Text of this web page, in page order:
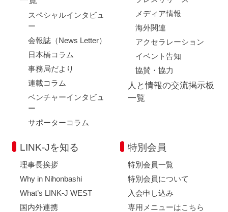
スペシャルインタビュ
ー
会報誌（News Letter）
日本橋コラム
事務局だより
連載コラム
ベンチャーインタビュ
ー
サポーターコラム
メディア情報
海外関連
アクセラレーション
イベント告知
協賛・協力
人と情報の交流掲示板
一覧
LINK-Jを知る
理事長挨拶
Why in Nihonbashi
What’s LINK-J WEST
国内外連携
特別会員
特別会員一覧
特別会員について
入会申し込み
専用メニューはこちら